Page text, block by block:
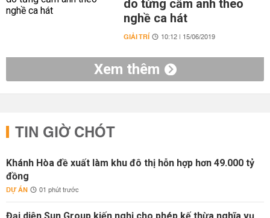
do từng cấm anh theo
nghề ca hát
GIẢI TRÍ 10:12 | 15/06/2019
Xem thêm
TIN GIỜ CHÓT
Khánh Hòa đề xuất làm khu đô thị hỗn hợp hơn 49.000 tỷ
đồng
DỰ ÁN 01 phút trước